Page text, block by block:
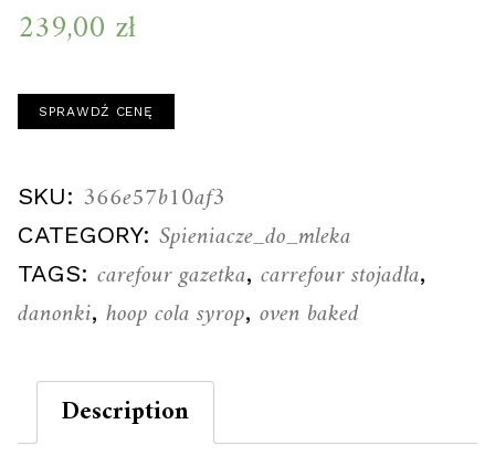
239,00 zł
SPRAWDŹ CENĘ
SKU: 366e57b10af3
CATEGORY: Spieniacze_do_mleka
TAGS: carefour gazetka, carrefour stojadła,
danonki, hoop cola syrop, oven baked
Description